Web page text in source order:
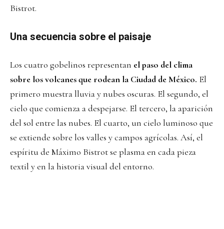
Bistrot.
Una secuencia sobre el paisaje
Los cuatro gobelinos representan el paso del clima
sobre los volcanes que rodean la Ciudad de México. El
primero muestra lluvia y nubes oscuras. El segundo, el
cielo que comienza a despejarse. El tercero, la aparición
del sol entre las nubes. El cuarto, un cielo luminoso que
se extiende sobre los valles y campos agrícolas. Así, el
espíritu de Máximo Bistrot se plasma en cada pieza
textil y en la historia visual del entorno.